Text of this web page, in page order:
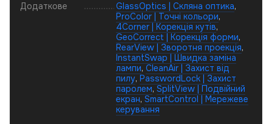
Додаткове GlassOptics | Скляна оптика,
ProColor | Точні кольори,
4Corner | Корекція кутів,
GeoCorrect | Корекція форми,
RearView | Зворотня проекція,
InstantSwap | Швидка заміна
лампи, CleanAir | Захист від
пилу, PasswordLock | Захист
паролем, SplitView | Подвійний
екран, SmartControl | Мережеве
керування